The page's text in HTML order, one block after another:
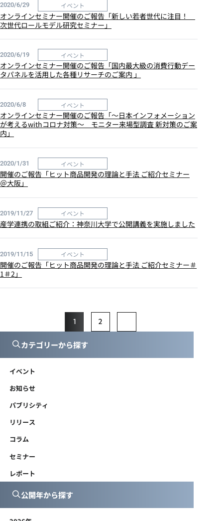
2020/6/29 イベント
オンラインセミナー開催のご報告「新しい若者世代に注目！
次世代ロールモデル研究セミナー」
2020/6/19 イベント
オンラインセミナー開催のご報告「国内最大級の消費行動デー
タパネルを活用した各種リサーチのご案内 」
2020/6/8 イベント
オンラインセミナー開催のご報告「～日本インフォメーション
が考えるwithコロナ対策～ モニター来場型調査 新対策のご案
内」
2020/1/31 イベント
開催のご報告「ヒット商品開発の理論と手法 ご紹介セミナー
＠大阪」
2019/11/27 イベント
産学連携の取組ご紹介：神奈川大学で公開講義を実施しました
2019/11/15 イベント
開催のご報告「ヒット商品開発の理論と手法 ご紹介セミナー＃
1＃2」
1 2
カテゴリーから探す
イベント
お知らせ
パブリシティ
リリース
コラム
セミナー
レポート
公開年から探す